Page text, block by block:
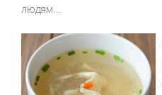
людям...